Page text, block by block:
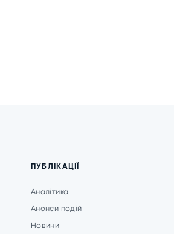
ПУБЛІКАЦІЇ
Аналітика
Анонси подій
Новини